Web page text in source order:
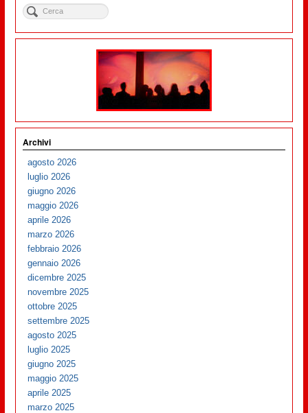
Archivi
agosto 2026
luglio 2026
giugno 2026
maggio 2026
aprile 2026
marzo 2026
febbraio 2026
gennaio 2026
dicembre 2025
novembre 2025
ottobre 2025
settembre 2025
agosto 2025
luglio 2025
giugno 2025
maggio 2025
aprile 2025
marzo 2025